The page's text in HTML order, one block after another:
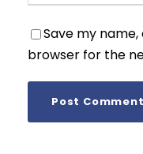
Save my
browser for the